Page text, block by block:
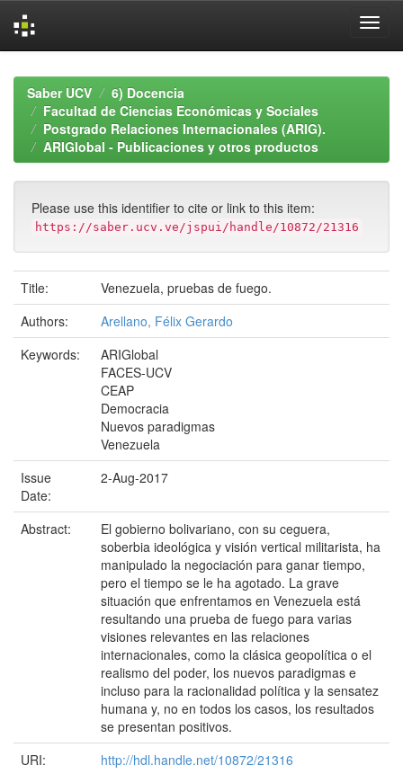
navigationSaber UCV
6) Docencia
Facultad de Ciencias Económicas y Sociales
Postgrado Relaciones Internacionales (ARIG).
ARIGlobal - Publicaciones y otros productos
Please use this identifier to cite or link to this item:
https://saber.ucv.ve/jspui/handle/10872/21316
Title:
Venezuela, pruebas de fuego.
Authors:
Arellano, Félix Gerardo
Keywords:
ARIGlobal
FACES-UCV
CEAP
Democracia
Nuevos paradigmas
Venezuela
Issue
Date:
2-Aug-2017
Abstract:
El gobierno bolivariano, con su ceguera,
soberbia ideológica y visión vertical militarista, ha
manipulado la negociación para ganar tiempo,
pero el tiempo se le ha agotado. La grave
situación que enfrentamos en Venezuela está
resultando una prueba de fuego para varias
visiones relevantes en las relaciones
internacionales, como la clásica geopolítica o el
realismo del poder, los nuevos paradigmas e
incluso para la racionalidad política y la sensatez
humana y, no en todos los casos, los resultados
se presentan positivos.
URI:
http://hdl.handle.net/10872/21316